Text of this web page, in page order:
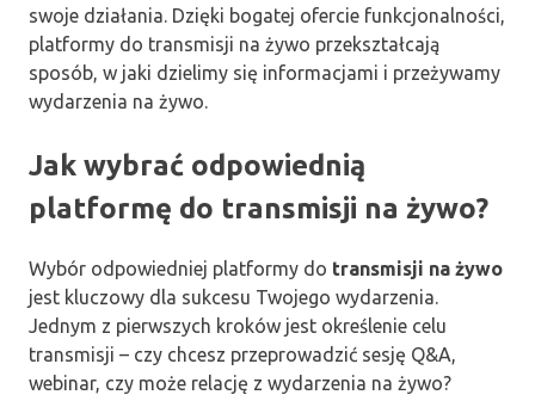
swoje działania. Dzięki bogatej ofercie funkcjonalności,
platformy do transmisji na żywo przekształcają
sposób, w jaki dzielimy się informacjami i przeżywamy
wydarzenia na żywo.
Jak wybrać odpowiednią
platformę do transmisji na żywo?
Wybór odpowiedniej platformy do transmisji na żywo
jest kluczowy dla sukcesu Twojego wydarzenia.
Jednym z pierwszych kroków jest określenie celu
transmisji – czy chcesz przeprowadzić sesję Q&A,
webinar, czy może relację z wydarzenia na żywo?